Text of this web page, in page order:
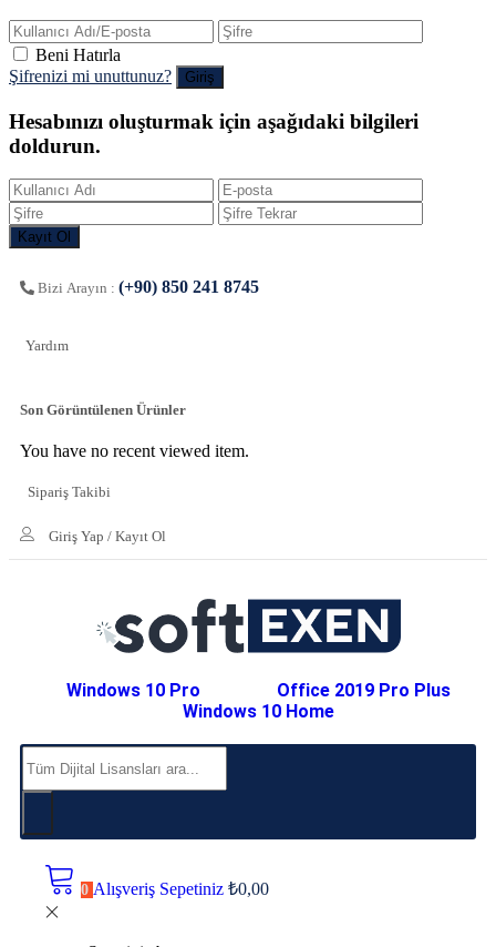
Beni Hatırla
Şifrenizi mi unuttunuz?
Hesabınızı oluşturmak için aşağıdaki bilgileri
doldurun.
Bizi Arayın : (+90) 850 241 8745
Yardım
Son Görüntülenen Ürünler
You have no recent viewed item.
Sipariş Takibi
Giriş Yap / Kayıt Ol
Windows 10 Pro
Office 2019 Pro Plus
Windows 10 Home
0 Alışveriş Sepetiniz ₺0,00